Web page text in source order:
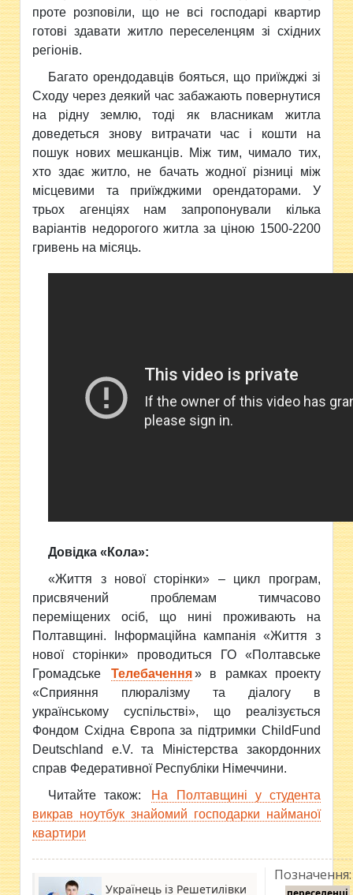
проте розповіли, що не всі господарі квартир
готові здавати житло переселенцям зі східних
регіонів.
Багато орендодавців бояться, що приїжджі зі
Сходу через деякий час забажають повернутися
на рідну землю, тоді як власникам житла
доведеться знову витрачати час і кошти на
пошук нових мешканців. Між тим, чимало тих,
хто здає житло, не бачать жодної різниці між
місцевими та приїжджими орендаторами. У
трьох агенціях нам запропонували кілька
варіантів недорогого житла за ціною 1500-2200
гривень на місяць.
Довідка «Кола»:
«Життя з нової сторінки» – цикл програм,
присвячений проблемам тимчасово
переміщених осіб, що нині проживають на
Полтавщині. Інформаційна кампанія «Життя з
нової сторінки» проводиться ГО «Полтавське
Громадське
Телебачення » в рамках проекту
«Сприяння плюралізму та діалогу в
українському суспільстві», що реалізується
Фондом Східна Європа за підтримки ChildFund
Deutschland e.V. та Міністерства закордонних
справ Федеративної Республіки Німеччини.
Читайте також:
На Полтавщині у студента
викрав ноутбук знайомий господарки найманої
квартири
Українець із Решетилівки
Позначення: